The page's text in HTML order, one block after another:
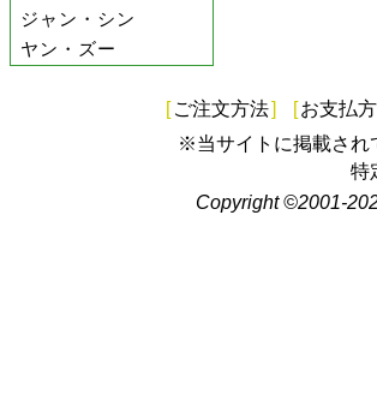
ジャン・シン
ヤン・ズー
[ ご注文方法] [お支払
※当サイトに掲載され
特
Copyright ©2001-